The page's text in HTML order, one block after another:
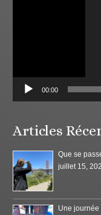
00:00
Articles
Que se
juillet 15,
Une journée